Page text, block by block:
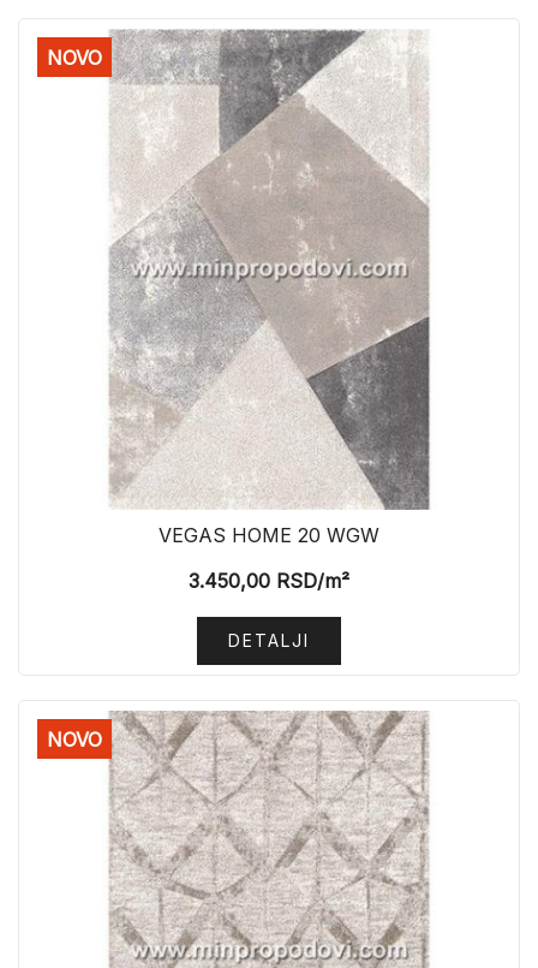
NOVO
VEGAS HOME 20 WGW
3.450,00 RSD/m²
DETALJI
NOVO